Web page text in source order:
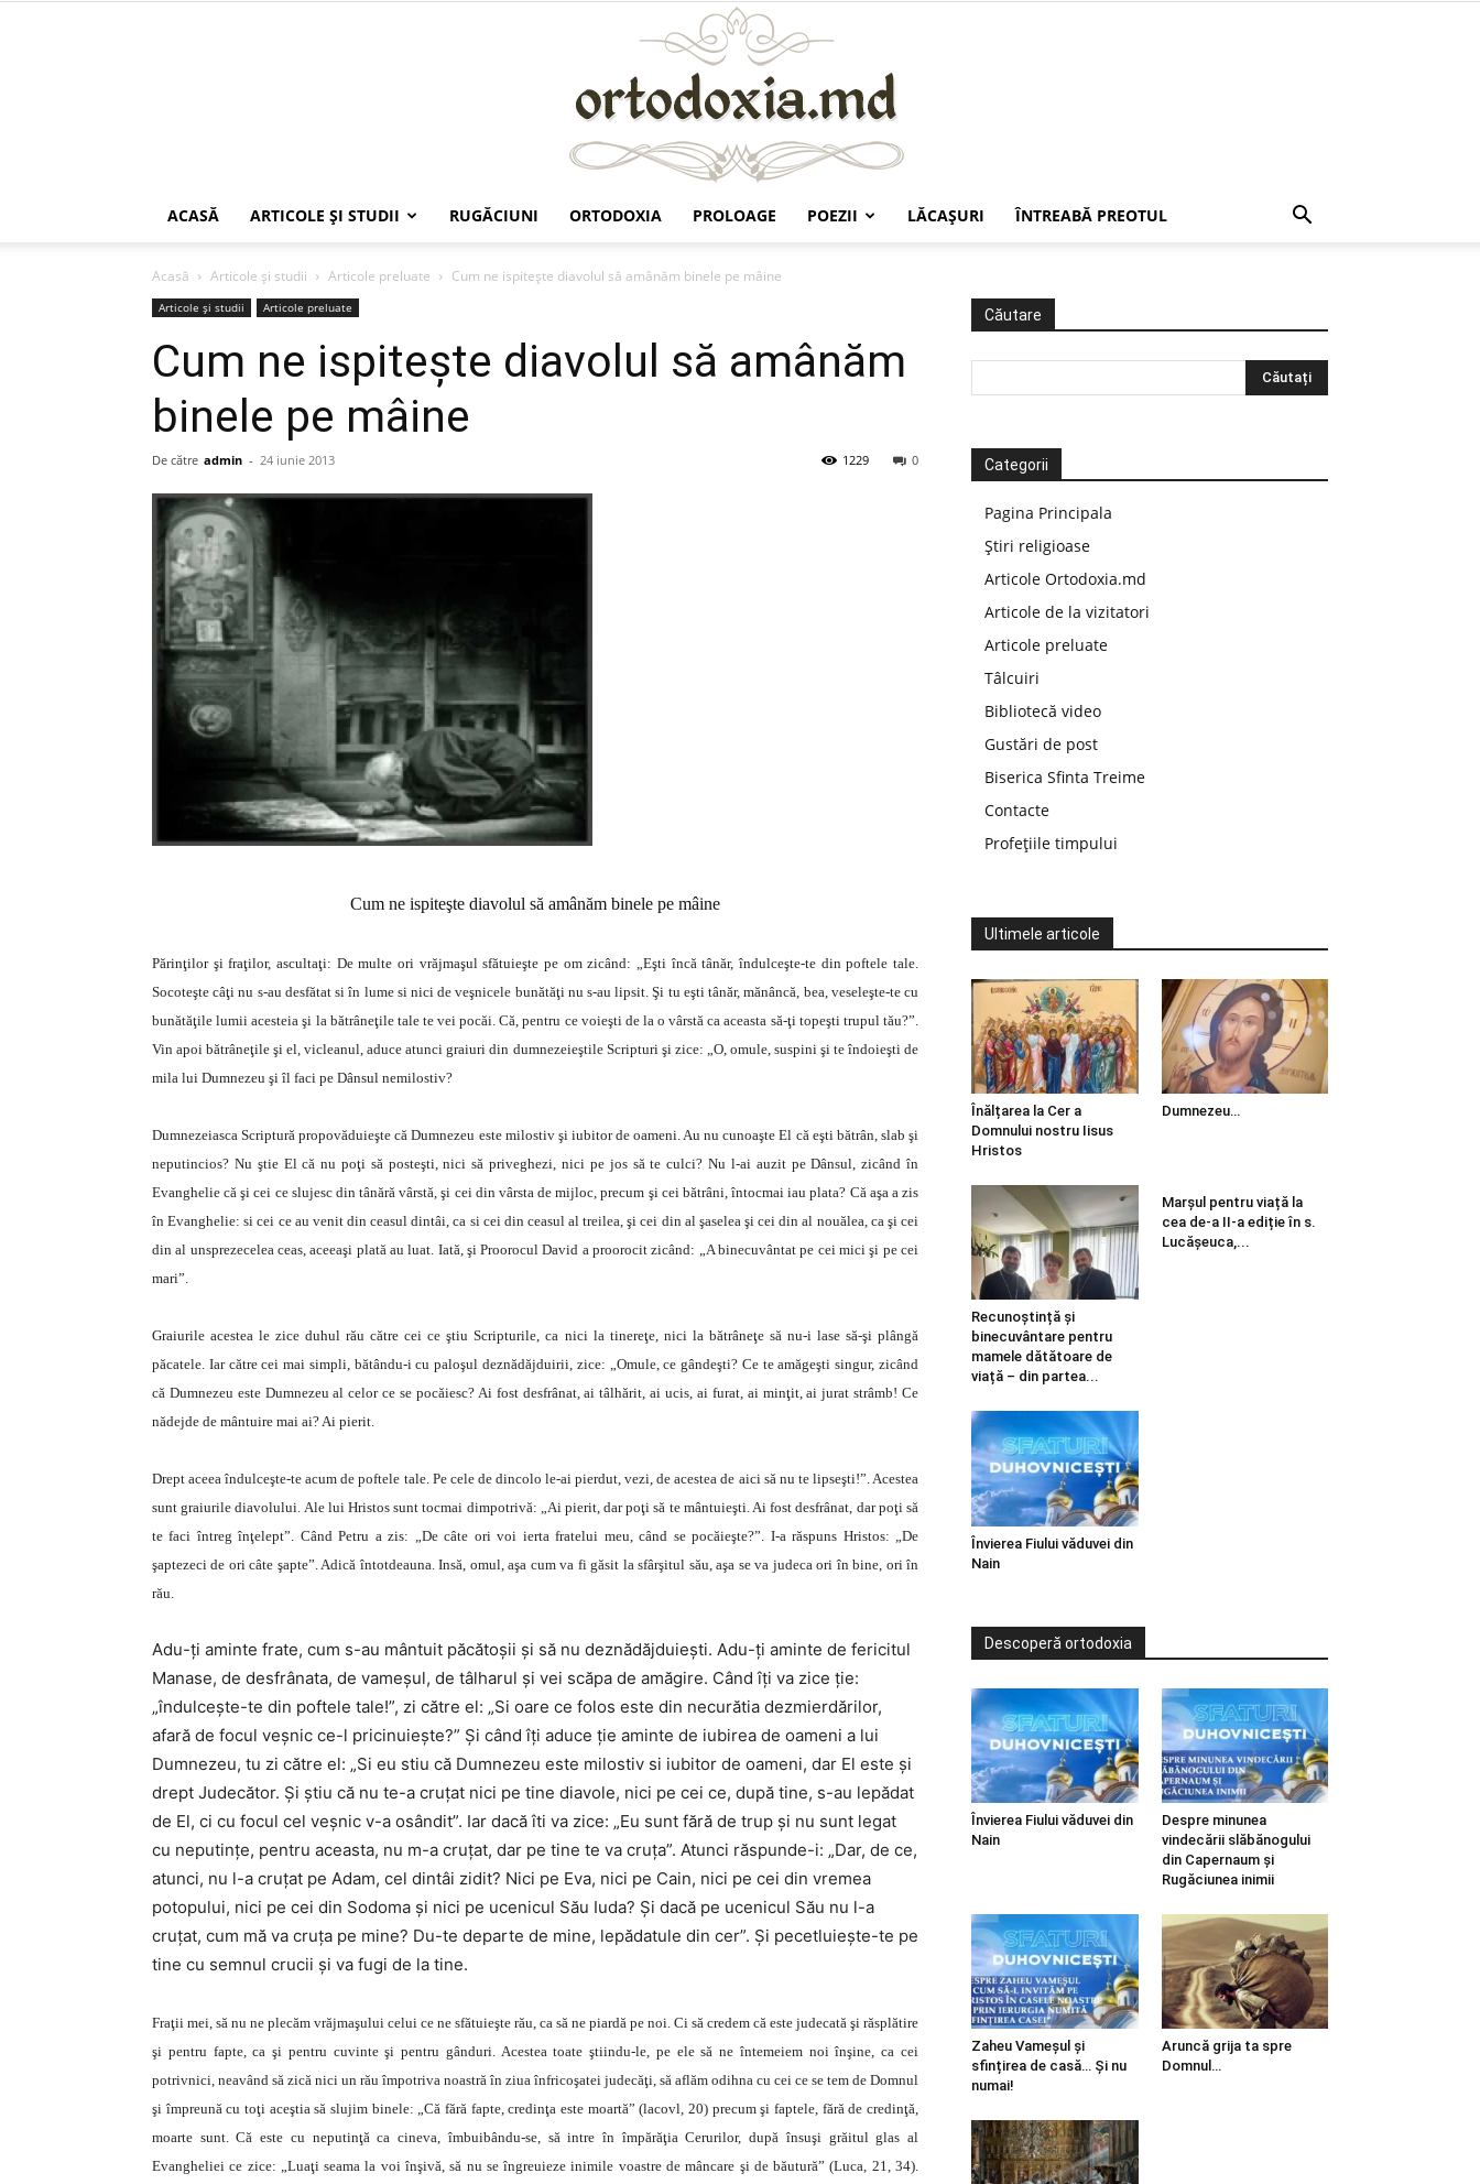
ACASĂ ARTICOLE ŞI STUDII RUGĂCIUNI ORTODOXIA PROLOAGE POEZII LĂCAŞURI ÎNTREABĂ PREOTUL
Acasă Articole şi studii Articole preluate Cum ne ispiteşte diavolul să amânăm binele pe mâine
Articole şi studii Articole preluate
Cum ne ispiteşte diavolul să amânăm
binele pe mâine
De către admin - 24 iunie 2013 0
1229
Cum ne ispiteşte diavolul să amânăm binele pe mâine
Părinţilor şi fraţilor, ascultaţi: De multe ori vrăjmaşul sfătuieşte pe om zicând: „Eşti încă tânăr, îndulceşte-te din poftele tale.
Socoteşte câţi nu s-au desfătat si în lume si nici de veşnicele bunătăţi nu s-au lipsit. Şi tu eşti tânăr, mănâncă, bea, veseleşte-te cu
bunătăţile lumii acesteia şi la bătrâneţile tale te vei pocăi. Că, pentru ce voieşti de la o vârstă ca aceasta să-ţi topeşti trupul tău?”.
Vin apoi bătrâneţile şi el, vicleanul, aduce atunci graiuri din dumnezeieştile Scripturi şi zice: „O, omule, suspini şi te îndoieşti de
mila lui Dumnezeu şi îl faci pe Dânsul nemilostiv?
Dumnezeiasca Scriptură propovăduieşte că Dumnezeu este milostiv şi iubitor de oameni. Au nu cunoaşte El că eşti bătrân, slab şi
neputincios? Nu ştie El că nu poţi să posteşti, nici să priveghezi, nici pe jos să te culci? Nu l-ai auzit pe Dânsul, zicând în
Evanghelie că şi cei ce slujesc din tânără vârstă, şi cei din vârsta de mijloc, precum şi cei bătrâni, întocmai iau plata? Că aşa a zis
în Evanghelie: si cei ce au venit din ceasul dintâi, ca si cei din ceasul al treilea, şi cei din al şaselea şi cei din al nouălea, ca şi cei
din al unsprezecelea ceas, aceeaşi plată au luat. Iată, şi Proorocul David a proorocit zicând: „A binecuvântat pe cei mici şi pe cei
mari”.
Graiurile acestea le zice duhul rău către cei ce ştiu Scripturile, ca nici la tinereţe, nici la bătrâneţe să nu-i lase să-şi plângă
păcatele. Iar către cei mai simpli, bătându-i cu paloşul deznădăjduirii, zice: „Omule, ce gândeşti? Ce te amăgeşti singur, zicând
că Dumnezeu este Dumnezeu al celor ce se pocăiesc? Ai fost desfrânat, ai tâlhărit, ai ucis, ai furat, ai minţit, ai jurat strâmb! Ce
nădejde de mântuire mai ai? Ai pierit.
Drept aceea îndulceşte-te acum de poftele tale. Pe cele de dincolo le-ai pierdut, vezi, de acestea de aici să nu te lipseşti!”. Acestea
sunt graiurile diavolului. Ale lui Hristos sunt tocmai dimpotrivă: „Ai pierit, dar poţi să te mântuieşti. Ai fost desfrânat, dar poţi să
te faci întreg înţelept”. Când Petru a zis: „De câte ori voi ierta fratelui meu, când se pocăieşte?”. I-a răspuns Hristos: „De
şaptezeci de ori câte şapte”. Adică întotdeauna. Insă, omul, aşa cum va fi găsit la sfârşitul său, aşa se va judeca ori în bine, ori în
rău.
Adu-ţi aminte frate, cum s-au mântuit păcătoşii şi să nu deznădăjduieşti. Adu-ţi aminte de fericitul
Manase, de desfrânata, de vameşul, de tâlharul şi vei scăpa de amăgire. Când îţi va zice ţie:
„îndulceşte-te din poftele tale!”, zi către el: „Si oare ce folos este din necurătia dezmierdărilor,
afară de focul veşnic ce-l pricinuieşte?” Şi când îţi aduce ţie aminte de iubirea de oameni a lui
Dumnezeu, tu zi către el: „Si eu stiu că Dumnezeu este milostiv si iubitor de oameni, dar El este şi
drept Judecător. Şi ştiu că nu te-a cruţat nici pe tine diavole, nici pe cei ce, după tine, s-au lepădat
de El, ci cu focul cel veşnic v-a osândit”. Iar dacă îti va zice: „Eu sunt fără de trup şi nu sunt legat
cu neputinţe, pentru aceasta, nu m-a cruţat, dar pe tine te va cruţa”. Atunci răspunde-i: „Dar, de ce,
atunci, nu l-a cruţat pe Adam, cel dintâi zidit? Nici pe Eva, nici pe Cain, nici pe cei din vremea
potopului, nici pe cei din Sodoma şi nici pe ucenicul Său Iuda? Şi dacă pe ucenicul Său nu l-a
cruţat, cum mă va cruţa pe mine? Du-te departe de mine, lepădatule din cer”. Şi pecetluieşte-te pe
tine cu semnul crucii şi va fugi de la tine.
Fraţii mei, să nu ne plecăm vrăjmaşului celui ce ne sfătuieşte rău, ca să ne piardă pe noi. Ci să credem că este judecată şi răsplătire
şi pentru fapte, ca şi pentru cuvinte şi pentru gânduri. Acestea toate ştiindu-le, pe ele să ne întemeiem noi înşine, ca cei
potrivnici, neavând să zică nici un rău împotriva noastră în ziua înfricoşatei judecăţi, să aflăm odihna cu cei ce se tem de Domnul
şi împreună cu toţi aceştia să slujim binele: „Că fără fapte, credinţa este moartă” (lacovl, 20) precum şi faptele, fără de credinţă,
moarte sunt. Că este cu neputinţă ca cineva, îmbuibându-se, să intre în împărăţia Cerurilor, după însuşi grăitul glas al
Evangheliei ce zice: „Luaţi seama la voi înşivă, să nu se îngreuieze inimile voastre de mâncare şi de băutură” (Luca, 21, 34).
Căutare
Categorii
Pagina Principala
Știri religioase
Articole Ortodoxia.md
Articole de la vizitatori
Articole preluate
Tâlcuiri
Bibliotecă video
Gustări de post
Biserica Sfinta Treime
Contacte
Profețiile timpului
Ultimele articole
Înălțarea la Cer a
Domnului nostru Iisus
Hristos
Dumnezeu…
Recunoștință și
binecuvântare pentru
mamele dătătoare de
viață – din partea...
Marșul pentru viață la
cea de-a II-a ediție în s.
Lucășeuca,...
Învierea Fiului văduvei din
Nain
Descoperă ortodoxia
Învierea Fiului văduvei din
Nain
Despre minunea
vindecării slăbănogului
din Capernaum și
Rugăciunea inimii
Zaheu Vameșul și
sfințirea de casă… Și nu
numai!
Aruncă grija ta spre
Domnul…